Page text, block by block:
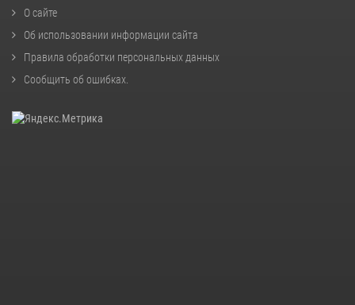
О сайте
Об использовании информации сайта
Правила обработки персональных данных
Сообщить об ошибках